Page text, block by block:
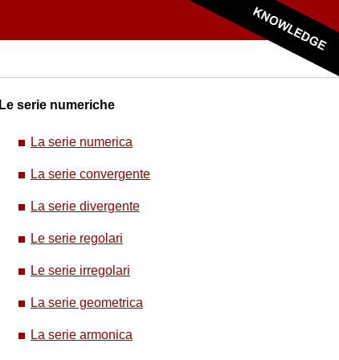
Le serie numeriche
La serie numerica
La serie convergente
La serie divergente
Le serie regolari
Le serie irregolari
La serie geometrica
La serie armonica